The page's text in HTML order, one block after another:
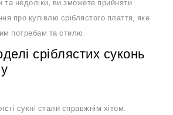
недоліки, ви зможете прийняти
про купівлю сріблястого плаття, яке
потребам та стилю.
сріблястих суконь
сукні стали справжнім хітом.